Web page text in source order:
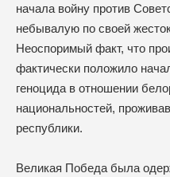
начала войну против
небывалую по своей
Неоспоримый факт, что
фактически положило
геноцида в отношении
национальностей,
республики.
Великая Победа была